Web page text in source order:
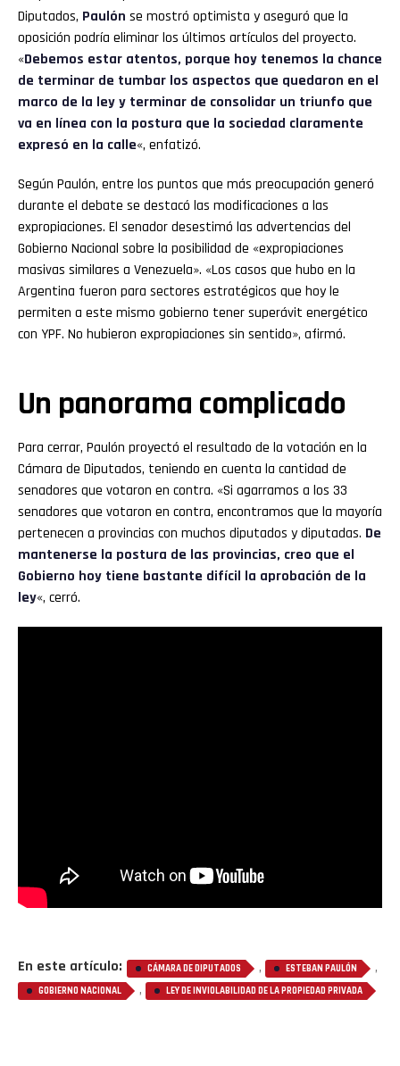
Diputados, Paulón se mostró optimista y aseguró que la
oposición podría eliminar los últimos artículos del proyecto.
«Debemos estar atentos, porque hoy tenemos la chance
de terminar de tumbar los aspectos que quedaron en el
marco de la ley y terminar de consolidar un triunfo que
va en línea con la postura que la sociedad claramente
expresó en la calle«, enfatizó.
Según Paulón, entre los puntos que más preocupación generó
durante el debate se destacó las modificaciones a las
expropiaciones. El senador desestimó las advertencias del
Gobierno Nacional sobre la posibilidad de «expropiaciones
masivas similares a Venezuela». «Los casos que hubo en la
Argentina fueron para sectores estratégicos que hoy le
permiten a este mismo gobierno tener superávit energético
con YPF. No hubieron expropiaciones sin sentido», afirmó.
Un panorama complicado
Para cerrar, Paulón proyectó el resultado de la votación en la
Cámara de Diputados, teniendo en cuenta la cantidad de
senadores que votaron en contra. «Si agarramos a los 33
senadores que votaron en contra, encontramos que la mayoría
pertenecen a provincias con muchos diputados y diputadas. De
mantenerse la postura de las provincias, creo que el
Gobierno hoy tiene bastante difícil la aprobación de la
ley«, cerró.
En este artículo: CÁMARA DE DIPUTADOS , ESTEBAN PAULÓN ,
GOBIERNO NACIONAL , LEY DE INVIOLABILIDAD DE LA PROPIEDAD PRIVADA